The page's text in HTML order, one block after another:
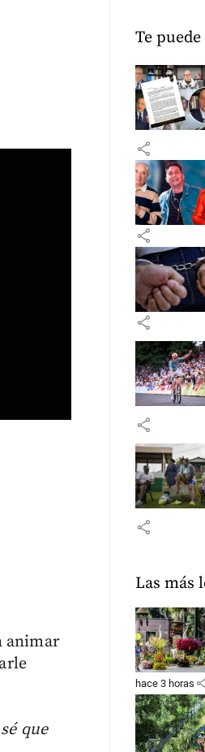
animar
que
Te
share
share
share
share
share
Las más
hace 3 horas